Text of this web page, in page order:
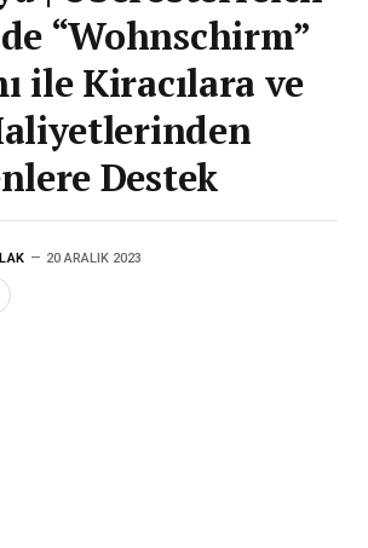
“Wohnschirm”
ile Kiracılara ve
Destek
20 ARALIK 2023